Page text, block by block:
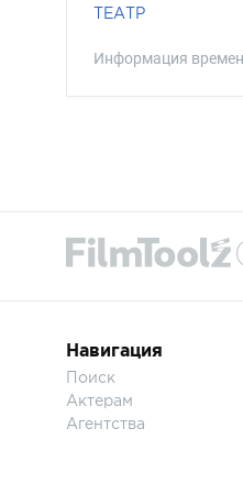
ТЕАТР
Информация
Навигация
Поиск
Актерам
Агентства